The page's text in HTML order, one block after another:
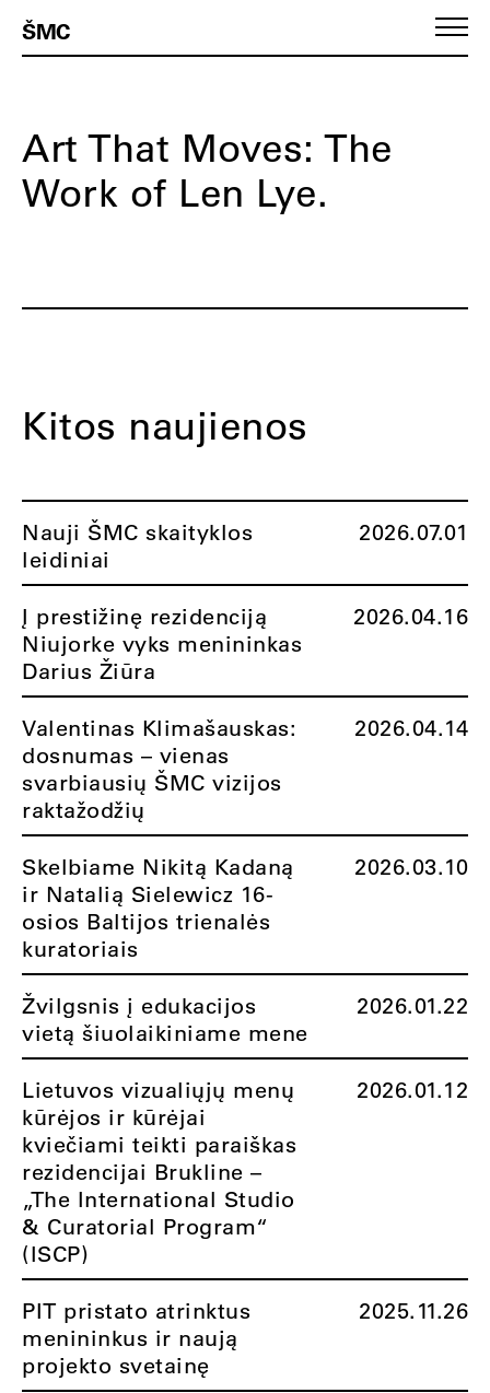
ŠMC
Art That Moves: The
Work of Len Lye.
Kitos naujienos
Nauji ŠMC skaityklos
leidiniai
2026.07.01
Į prestižinę rezidenciją
Niujorke vyks menininkas
Darius Žiūra
2026.04.16
Valentinas Klimašauskas:
dosnumas – vienas
svarbiausių ŠMC vizijos
raktažodžių
2026.04.14
Skelbiame Nikitą Kadaną
ir Natalią Sielewicz 16-
osios Baltijos trienalės
kuratoriais
2026.03.10
Žvilgsnis į edukacijos
vietą šiuolaikiniame mene
2026.01.22
Lietuvos vizualiųjų menų
kūrėjos ir kūrėjai
kviečiami teikti paraiškas
rezidencijai Brukline –
„The International Studio
& Curatorial Program“
(ISCP)
2026.01.12
PIT pristato atrinktus
menininkus ir naują
projekto svetainę
2025.11.26